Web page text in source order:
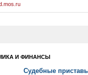
И ФИНАНСЫ
Судебные